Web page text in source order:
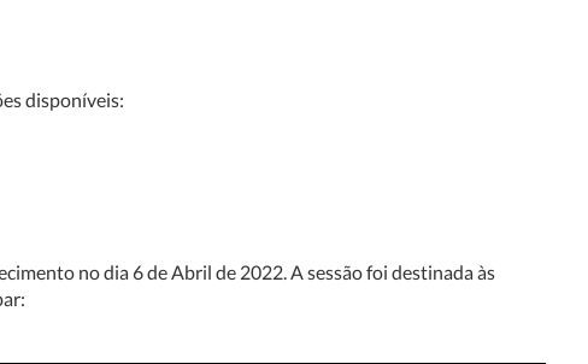
disponíveis:
no dia 6 de Abril de 2022. A sessão foi destinada às